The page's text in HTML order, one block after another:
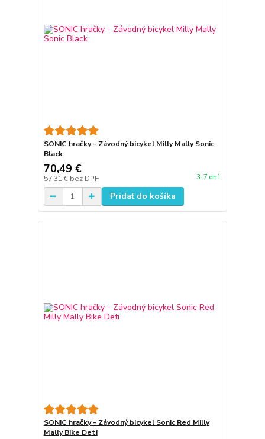
SONIC hračky - Závodný bicykel Milly Mally Sonic
Black
70,49 €
57,31 € bez DPH 3-7 dní
Pridať do košíka
SONIC hračky - Závodný bicykel Sonic Red Milly
Mally Bike Deti